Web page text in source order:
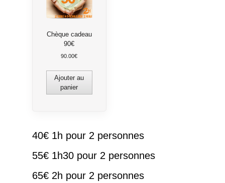
Chèque cadeau
90€
90.00€
Ajouter au
panier
40€ 1h pour 2 personnes
55€ 1h30 pour 2 personnes
65€ 2h pour 2 personnes